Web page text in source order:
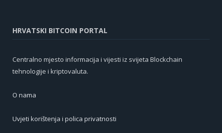
HRVATSKI BITCOIN PORTAL
Centralno mjesto informacija i vijesti iz svijeta Blockchain
tehnologije i kriptovaluta.
O nama
Uvjeti korištenja i polica privatnosti